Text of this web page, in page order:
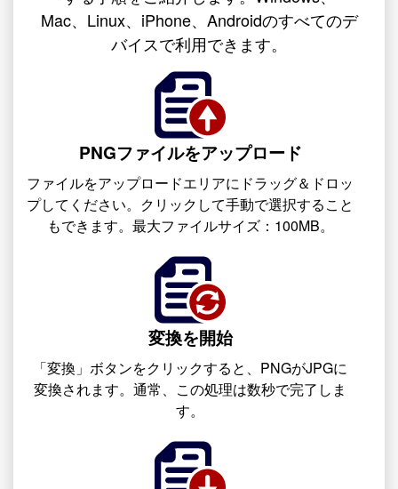
Mac、Linux、iPhone、Androidのすべてのデ
バイスで利用できます。
PNGファイルをアップロード
ファイルをアップロードエリアにドラッグ＆ドロッ
プしてください。クリックして手動で選択すること
もできます。最大ファイルサイズ：100MB。
変換を開始
「変換」ボタンをクリックすると、PNGがJPGに
変換されます。通常、この処理は数秒で完了しま
す。